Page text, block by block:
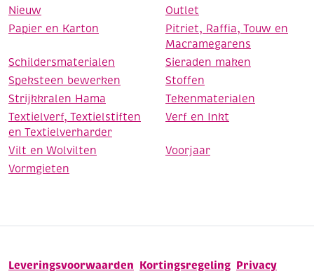
Nieuw
Outlet
Papier en Karton
Pitriet, Raffia, Touw en
Macramegarens
Schildersmaterialen
Sieraden maken
Speksteen bewerken
Stoffen
Strijkkralen Hama
Tekenmaterialen
Textielverf, Textielstiften
en Textielverharder
Verf en Inkt
Vilt en Wolvilten
Voorjaar
Vormgieten
Leveringsvoorwaarden Kortingsregeling Privacy